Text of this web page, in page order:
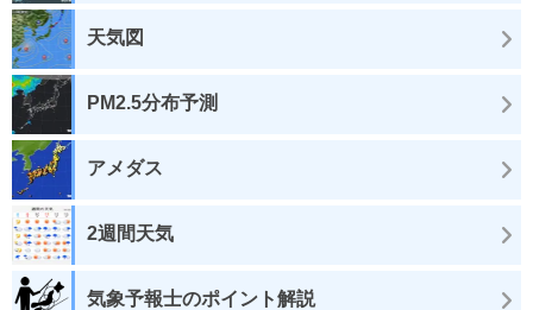
天気図
PM2.5分布予測
アメダス
2週間天気
気象予報士のポイント解説